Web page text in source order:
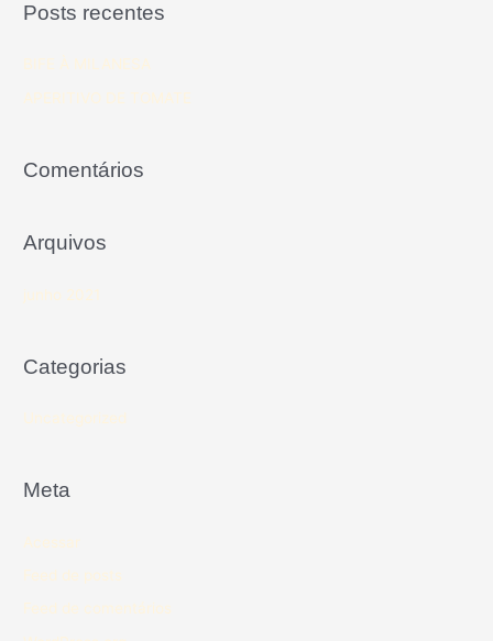
Posts recentes
BIFE À MILANESA
APERITIVO DE TOMATE
Comentários
Arquivos
junho 2021
Categorias
Uncategorized
Meta
Acessar
Feed de posts
Feed de comentários